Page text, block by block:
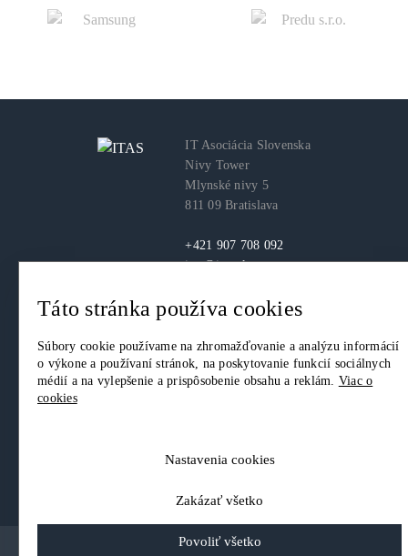
IT Asociácia Slovenska
Nivy Tower
Mlynské nivy 5
811 09 Bratislava
+421 907 708 092
itas@itas.sk
facebookyoutubeLinkedIn
© 2026. IT Asociácia Slovenska. Všetky práva vyhradené.
Táto stránka používa cookies
Súbory cookie používame na zhromažďovanie a analýzu informácií
o výkone a používaní stránok, na poskytovanie funkcií sociálnych
médií a na vylepšenie a prispôsobenie obsahu a reklám. Viac o
cookies
Nastavenia cookies
Zakázať všetko
Povoliť všetko